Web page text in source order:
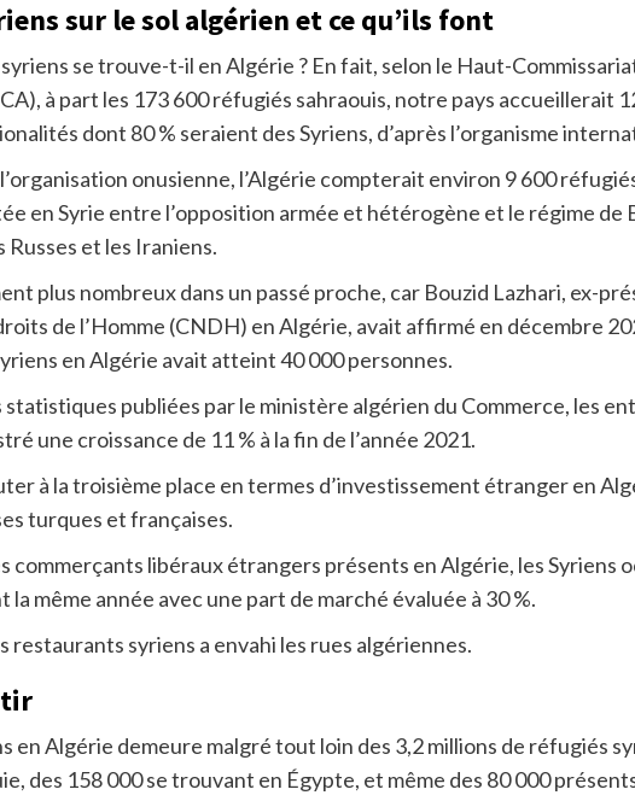
sur le sol algérien et ce qu’ils font
se trouve-t-il en Algérie ? En fait, selon le Haut-
à part les 173 600 réfugiés sahraouis, notre pays accueillerait
dont 80 % seraient des Syriens, d’après l’organisme
onusienne, l’Algérie compterait environ 9 600
en Syrie entre l’opposition armée et hétérogène et le régime de
Russes et les Iraniens.
plus nombreux dans un passé proche, car Bouzid Lazhari, ex-
de l’Homme (CNDH) en Algérie, avait affirmé en décembre
en Algérie avait atteint 40 000 personnes.
statistiques publiées par le ministère algérien du Commerce, les
une croissance de 11 % à la fin de l’année 2021.
à la troisième place en termes d’investissement étranger en
turques et françaises.
commerçants libéraux étrangers présents en Algérie, les Syriens
même année avec une part de marché évaluée à 30 %.
restaurants syriens a envahi les rues algériennes.
en Algérie demeure malgré tout loin des 3,2 millions de réfugiés
des 158 000 se trouvant en Égypte, et même des 80 000